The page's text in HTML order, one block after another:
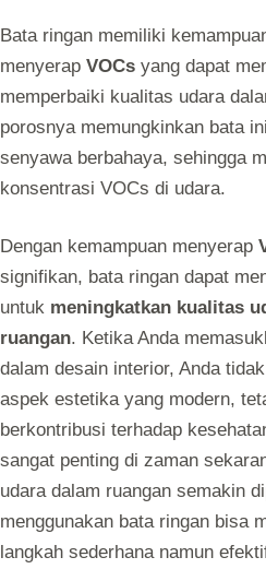
Bata ringan memiliki
menyerap VOCs yang dapat
memperbaiki kualitas udara
porosnya memungkinkan bata
senyawa berbahaya, sehingga
konsentrasi VOCs di udara.
Dengan kemampuan menyerap
signifikan, bata ringan dapat
untuk meningkatkan kualitas
ruangan. Ketika Anda
dalam desain interior, Anda
aspek estetika yang modern,
berkontribusi terhadap
sangat penting di zaman
udara dalam ruangan semakin
menggunakan bata ringan bisa
langkah sederhana namun